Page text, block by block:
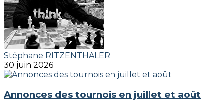
Stéphane RITZENTHALER
30 juin 2026
Annonces des tournois en juillet et août